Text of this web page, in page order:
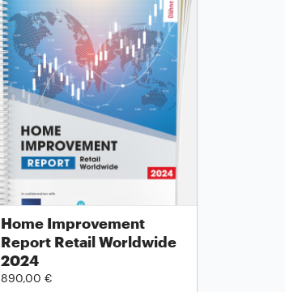
Home Improvement
Report Retail Worldwide
2024
890,00 €